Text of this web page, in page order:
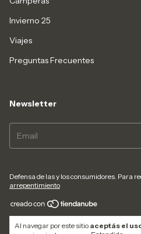
Al navegar por este sitio aceptás el
Invierno 25
Viajes
Preguntas Frecuentes
Newsletter
Defensa de las y los consumidores. Para
arrepentimiento
Copyright Andrea Rocca - 27243470728
reservados.